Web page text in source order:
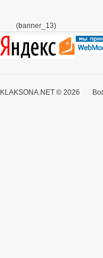
(banner_13)
KLAKSONA.NET © 2026